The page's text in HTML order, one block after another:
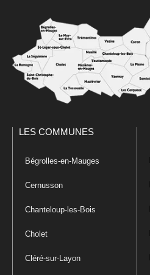
LES COMMUNES
Bégrolles-en-Mauges
Cernusson
Chanteloup-les-Bois
Cholet
Cléré-sur-Layon